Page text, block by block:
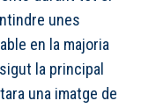
unes
en la majoria
la principal
una imatge de